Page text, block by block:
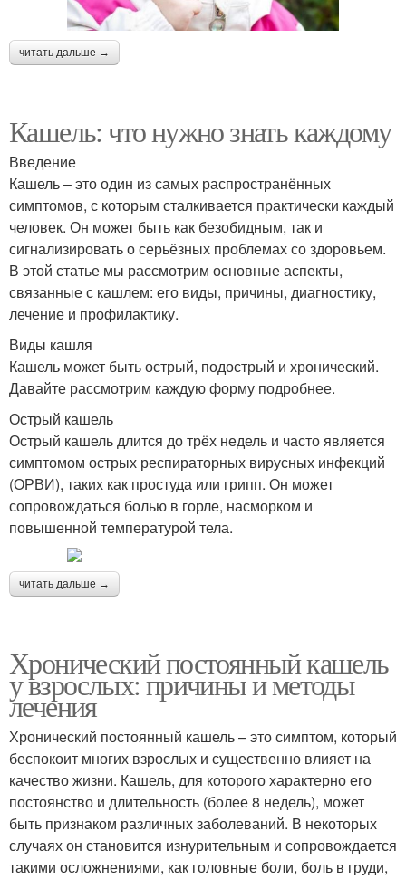
читать дальше →
Кашель: что нужно знать каждому
Введение
Кашель – это один из самых распространённых
симптомов, с которым сталкивается практически каждый
человек. Он может быть как безобидным, так и
сигнализировать о серьёзных проблемах со здоровьем.
В этой статье мы рассмотрим основные аспекты,
связанные с кашлем: его виды, причины, диагностику,
лечение и профилактику.
Виды кашля
Кашель может быть острый, подострый и хронический.
Давайте рассмотрим каждую форму подробнее.
Острый кашель
Острый кашель длится до трёх недель и часто является
симптомом острых респираторных вирусных инфекций
(ОРВИ), таких как простуда или грипп. Он может
сопровождаться болью в горле, насморком и
повышенной температурой тела.
читать дальше →
Хронический постоянный кашель
у взрослых: причины и методы
лечения
Хронический постоянный кашель – это симптом, который
беспокоит многих взрослых и существенно влияет на
качество жизни. Кашель, для которого характерно его
постоянство и длительность (более 8 недель), может
быть признаком различных заболеваний. В некоторых
случаях он становится изнурительным и сопровождается
такими осложнениями, как головные боли, боль в груди,